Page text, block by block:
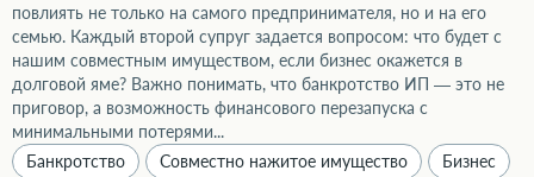
повлиять не только на самого предпринимателя, но и на его
семью. Каждый второй супруг задается вопросом: что будет с
нашим совместным имуществом, если бизнес окажется в
долговой яме? Важно понимать, что банкротство ИП — это не
приговор, а возможность финансового перезапуска с
минимальными потерями...
Банкротство
Совместно нажитое имущество Бизнес